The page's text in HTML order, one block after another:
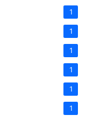
1
1
1
1
1
1